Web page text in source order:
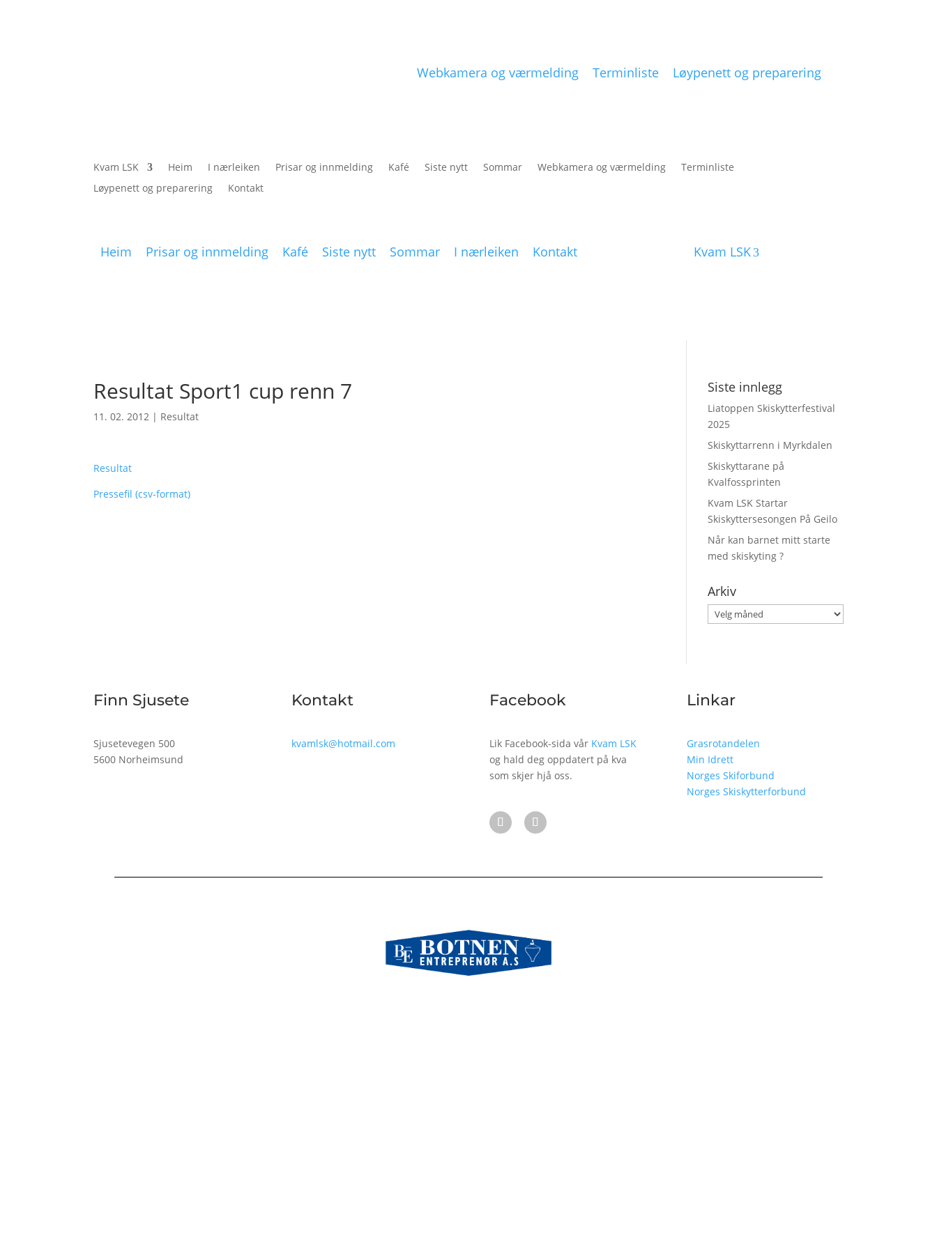
Webkamera og værmelding Terminliste Løypenett og preparering
Kvam LSK Heim I nærleiken Prisar og innmelding Kafé Siste nytt Sommar Webkamera og værmelding
Terminliste
Løypenett og preparering
Kontakt
Heim Prisar og innmelding Kafé Siste nytt Sommar I nærleiken Kontakt Kvam LSK
Resultat Sport1 cup renn 7
11. 02. 2012 | Resultat
Resultat
Pressefil (csv-format)
Siste innlegg
Liatoppen Skiskytterfestival
2025
Skiskyttarrenn i Myrkdalen
Skiskyttarane på
Kvalfossprinten
Kvam LSK Startar
Skiskyttersesongen På Geilo
Når kan barnet mitt starte
med skiskyting ?
Arkiv
Arkiv
Finn Sjusete
Sjusetevegen 500
5600 Norheimsund
Kontakt
kvamlsk@hotmail.com
Facebook
Lik Facebook-sida vår Kvam LSK
og hald deg oppdatert på kva
som skjer hjå oss.
Linkar
Grasrotandelen
Min Idrett
Norges Skiforbund
Norges Skiskytterforbund